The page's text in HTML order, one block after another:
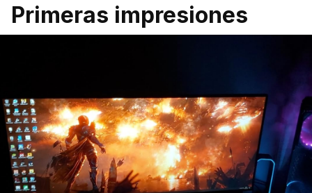
Primeras impresiones